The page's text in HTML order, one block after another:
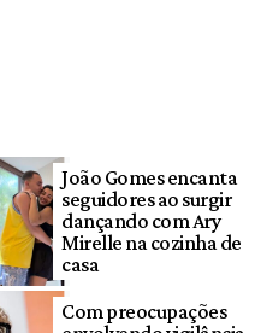
João Gomes encanta
seguidores ao surgir
dançando com Ary
Mirelle na cozinha de
casa
Com preocupações